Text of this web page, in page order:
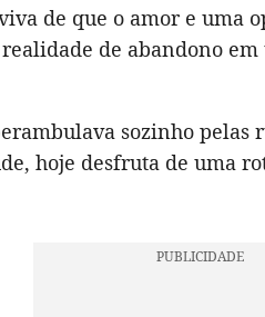
de que o amor e uma
de abandono
sozinho pelas
hoje desfruta de uma